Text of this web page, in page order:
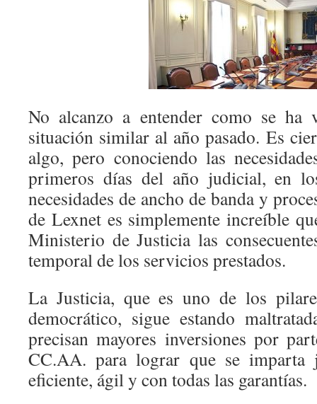
No alcanzo a entender como se ha
situación similar al año pasado. Es
algo, pero conociendo las
primeros días del año judicial, en
necesidades de ancho de banda y
de Lexnet es simplemente increíble
Ministerio de Justicia las
temporal de los servicios prestados.
La Justicia, que es uno de los
democrático, sigue estando
precisan mayores inversiones por
CC.AA. para lograr que se imparta
eficiente, ágil y con todas las garantías.